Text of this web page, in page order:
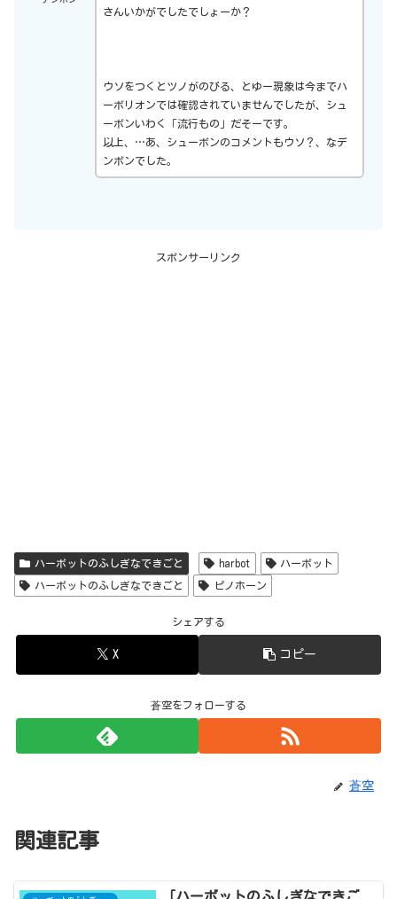
さんいかがでしたでしょーか？
ウソをつくとツノがのびる、とゆー現象は今までハ
ーボリオンでは確認されていませんでしたが、シュ
ーボンいわく「流行もの」だそーです。
以上、…あ、シューボンのコメントもウソ？、なデ
ンボンでした。
スポンサーリンク
ハーボットのふしぎなできごと harbot ハーボット
ハーボットのふしぎなできごと ピノホーン
シェアする
X コピー
蒼空をフォローする
蒼空
関連記事
［ハーボットのふしぎなできご